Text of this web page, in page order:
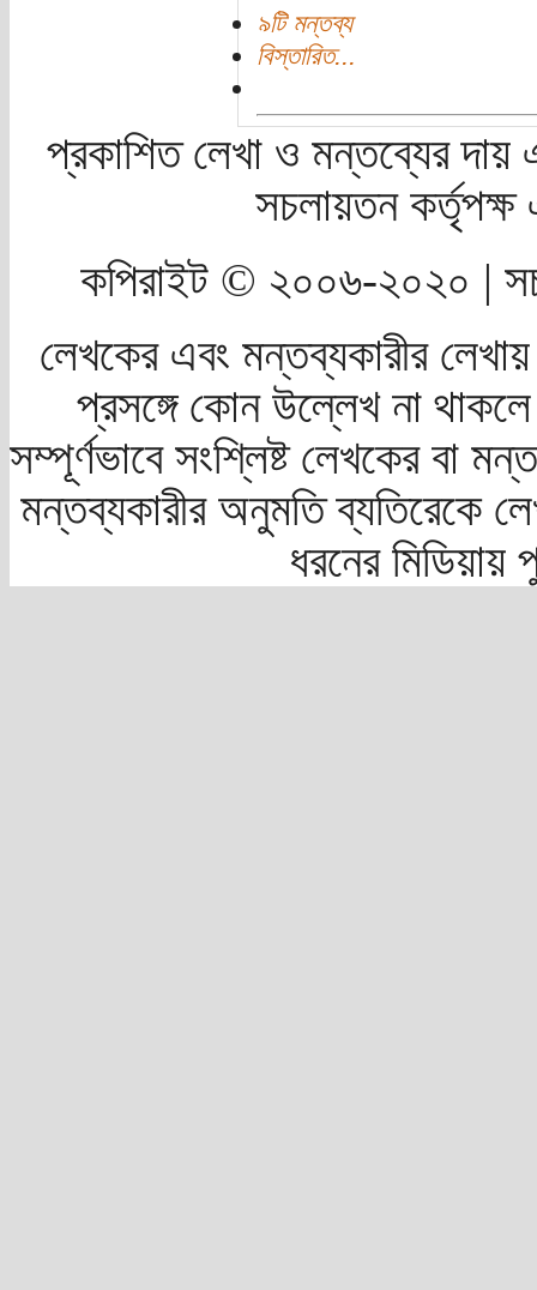
৯টি মন্তব্য
বিস্তারিত...
প্রকাশিত লেখা ও মন্তব্যের দায়
সচলায়তন
কপিরাইট © ২০০৬-২০২০ |
লেখকের এবং মন্তব্যকারীর
প্রসঙ্গে কোন উল্লেখ না
সম্পূর্ণভাবে সংশ্লিষ্ট লেখকের বা
মন্তব্যকারীর অনুমতি ব্যতিরেকে
ধরনের মিডিয়ায়